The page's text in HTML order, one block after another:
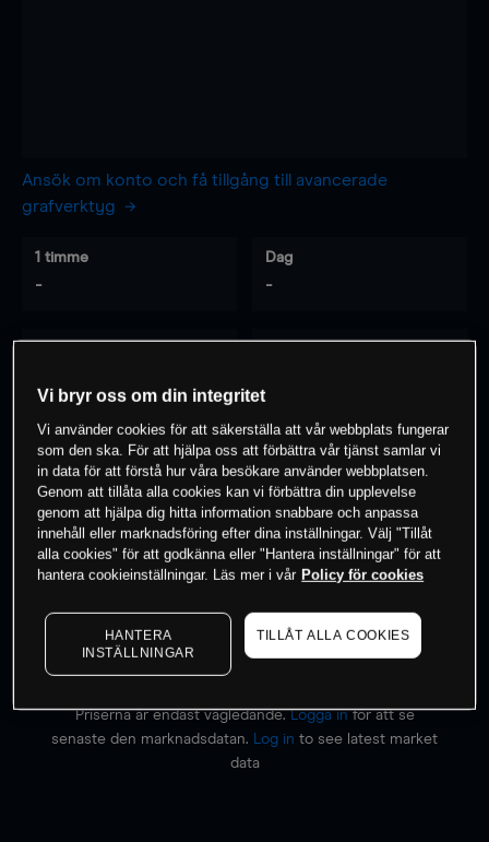
Ansök om konto och få tillgång till avancerade
grafverktyg
1 timme
-
Dag
-
0% av kunderna har en position i detta
instrument
Börja handla
Priserna är endast vägledande.Logga inför att se
senaste den marknadsdatan.
Log in to see latest market
data
Vi bryr oss om din integritet
Vi använder cookies för att säkerställa att vår webbplats fungerar
som den ska. För att hjälpa oss att förbättra vår tjänst samlar vi
in data för att förstå hur våra besökare använder webbplatsen.
Genom att tillåta alla cookies kan vi förbättra din upplevelse
genom att hjälpa dig hitta information snabbare och anpassa
innehåll eller marknadsföring efter dina inställningar. Välj "Tillåt
alla cookies" för att godkänna eller "Hantera inställningar" för att
hantera cookieinställningar. Läs mer i vår Policy för cookies
HANTERA
INSTÄLLNINGAR
TILLÅT ALLA COOKIES